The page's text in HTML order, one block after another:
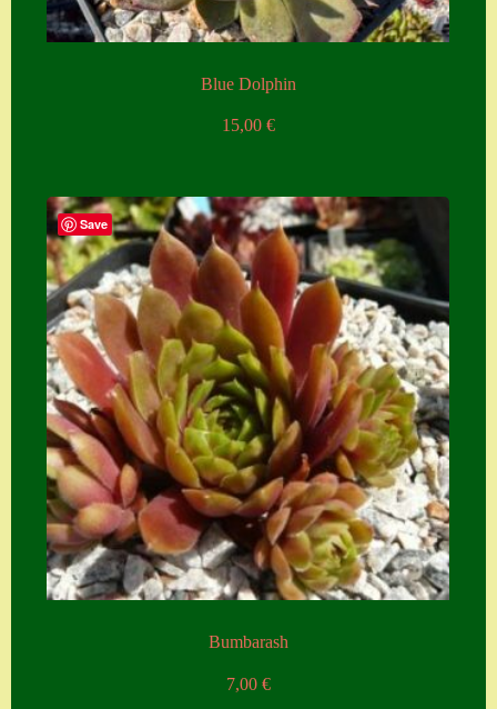
Warenkorb
Versandinfos
Zubehör
Zubehör
Blue Dolphin
15,00 €
Save
Bumbarash
7,00 €